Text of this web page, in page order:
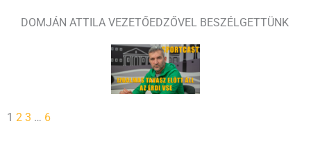
DOMJÁN ATTILA VEZETŐEDZŐVEL BESZÉLGETTÜNK
1 2 3 … 6